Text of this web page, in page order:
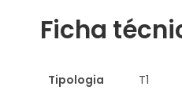
Ficha
Tipologia T1